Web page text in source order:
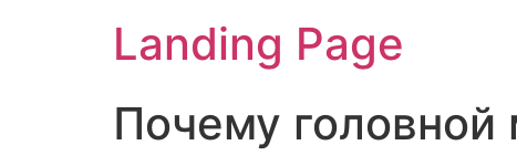
Landing Page
Почему головной